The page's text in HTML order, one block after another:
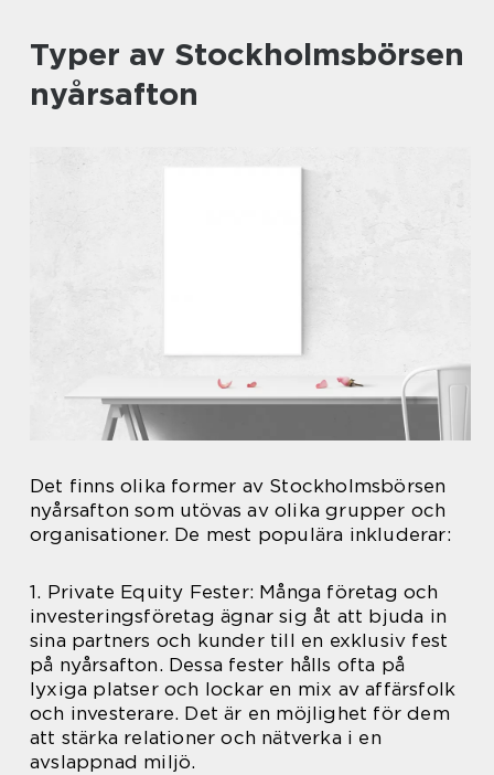
Typer av Stockholmsbörsen
nyårsafton
Det finns olika former av Stockholmsbörsen
nyårsafton som utövas av olika grupper och
organisationer. De mest populära inkluderar:
1. Private Equity Fester: Många företag och
investeringsföretag ägnar sig åt att bjuda in
sina partners och kunder till en exklusiv fest
på nyårsafton. Dessa fester hålls ofta på
lyxiga platser och lockar en mix av affärsfolk
och investerare. Det är en möjlighet för dem
att stärka relationer och nätverka i en
avslappnad miljö.